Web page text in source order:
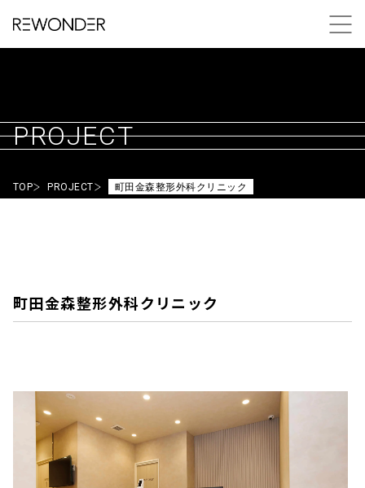
PROJECT
TOP PROJECT 町田金森整形外科クリニック
町田金森整形外科クリニック